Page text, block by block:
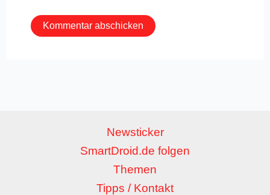
Newsticker
SmartDroid.de folgen
Themen
Tipps / Kontakt